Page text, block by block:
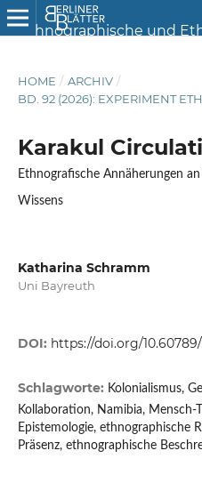
HOME / ARCHIV /
BD. 92 (2026): EXPERIMENT
Karakul
Ethnografische Annäherungen
Wissens
Katharina Schramm
Uni Bayreuth
DOI: https://doi.org/
Schlagworte: Kolonialismus,
Kollaboration, Namibia, Mensch-
Epistemologie, ethnographische
Präsenz, ethnographische